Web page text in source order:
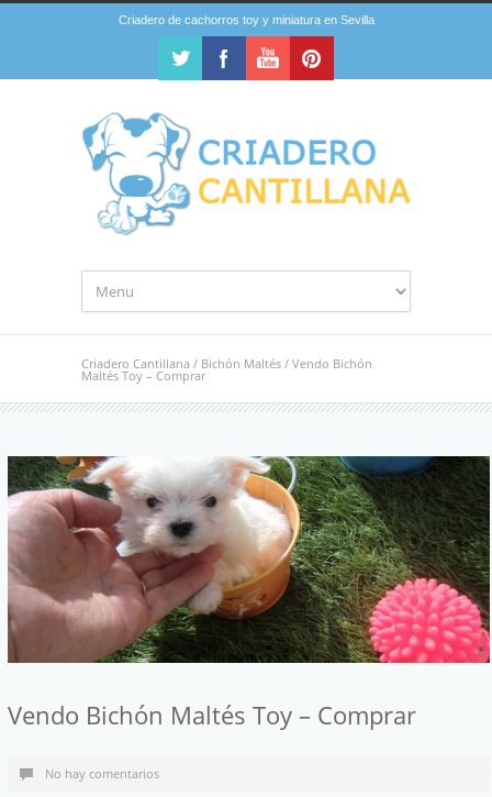
Criadero de cachorros toy y miniatura en Sevilla
Criadero Cantillana / Bichón Maltés / Vendo Bichón
Maltés Toy – Comprar
Vendo Bichón Maltés Toy – Comprar
No hay comentarios